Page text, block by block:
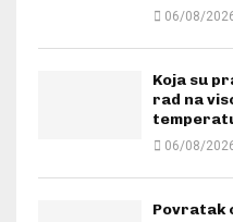
06/08/
Koja su
rad na
06/08/
Povratak